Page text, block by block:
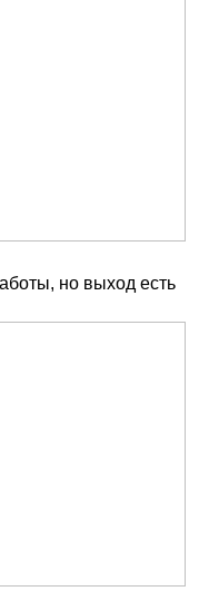
но выход есть